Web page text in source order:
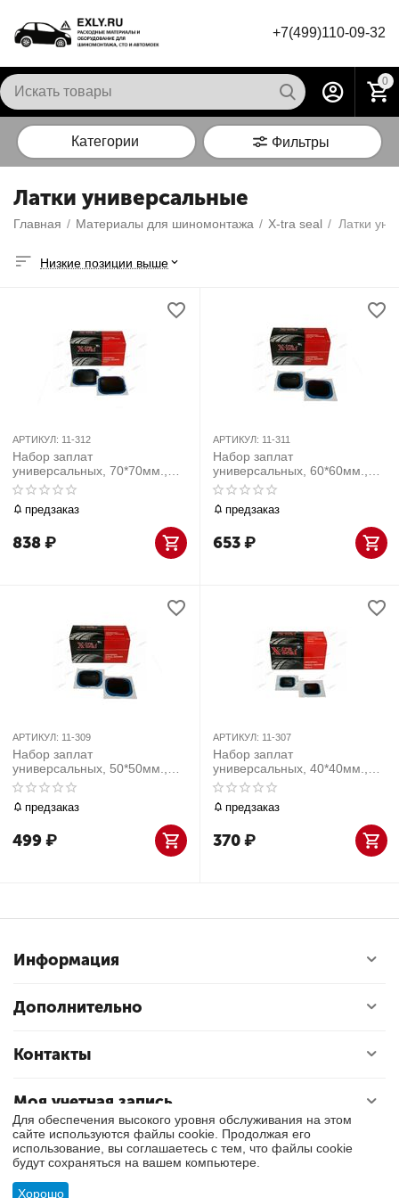
+7(499)110-09-32
0
Категории Фильтры
Латки универсальные
Главная / Материалы для шиномонтажа / X-tra seal / Латки
Низкие позиции выше
АРТИКУЛ: 11-312
Набор заплат
универсальных, 70*70мм.,
50шт
предзаказ
838₽
АРТИКУЛ: 11-311
Набор заплат
универсальных, 60*60мм.,
50шт
предзаказ
653₽
АРТИКУЛ: 11-309
Набор заплат
универсальных, 50*50мм.,
50шт
предзаказ
499₽
АРТИКУЛ: 11-307
Набор заплат
универсальных, 40*40мм.,
50шт
предзаказ
370₽
Информация
Дополнительно
Контакты
Моя учетная запись
© 2018 - 2026 Exly. Все права защищены.
Для обеспечения высокого уровня обслуживания на этом
сайте используются файлы cookie. Продолжая его
использование, вы соглашаетесь с тем, что файлы cookie
будут сохраняться на вашем компьютере.
Хорошо